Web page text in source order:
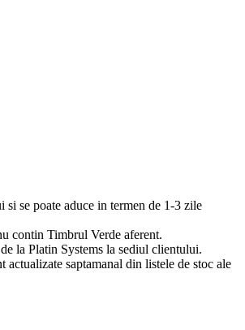
se poate aduce in termen de 1-3 zile
contin Timbrul Verde aferent.
la Platin Systems la sediul clientului.
saptamanal din listele de stoc ale